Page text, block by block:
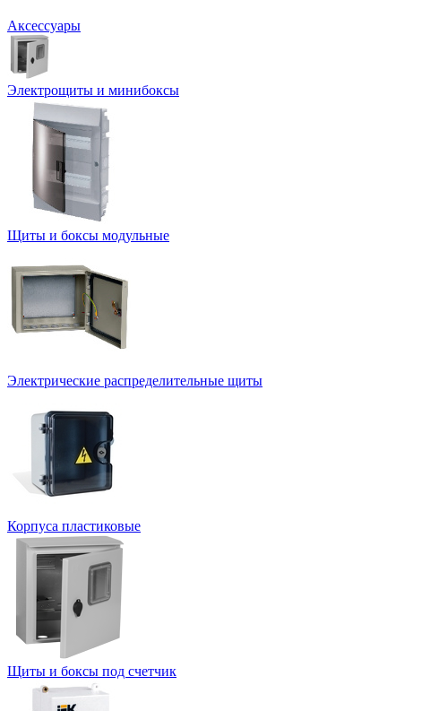
Аксессуары
Электрощиты и минибоксы
Щиты и боксы модульные
Электрические распределительные щиты
Корпуса пластиковые
Щиты и боксы под счетчик